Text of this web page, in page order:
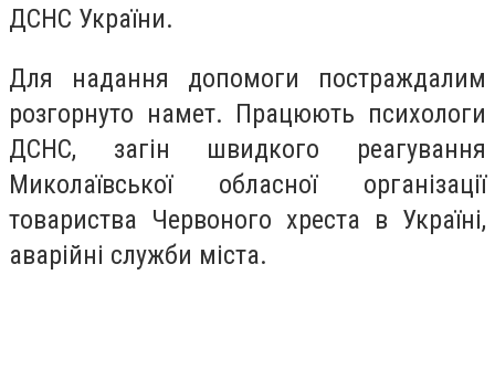
ДСНС України.
Для надання допомоги постраждалим
розгорнуто намет. Працюють психологи
ДСНС, загін швидкого реагування
Миколаївської обласної організації
товариства Червоного хреста в Україні,
аварійні служби міста.